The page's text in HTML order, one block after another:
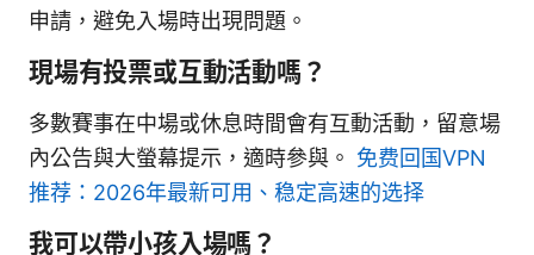
申請，避免入場時出現問題。
現場有投票或互動活動嗎？
多數賽事在中場或休息時間會有互動活動，留意場
內公告與大螢幕提示，適時參與。 免费回国VPN
推荐：2026年最新可用、稳定高速的选择
我可以帶小孩入場嗎？